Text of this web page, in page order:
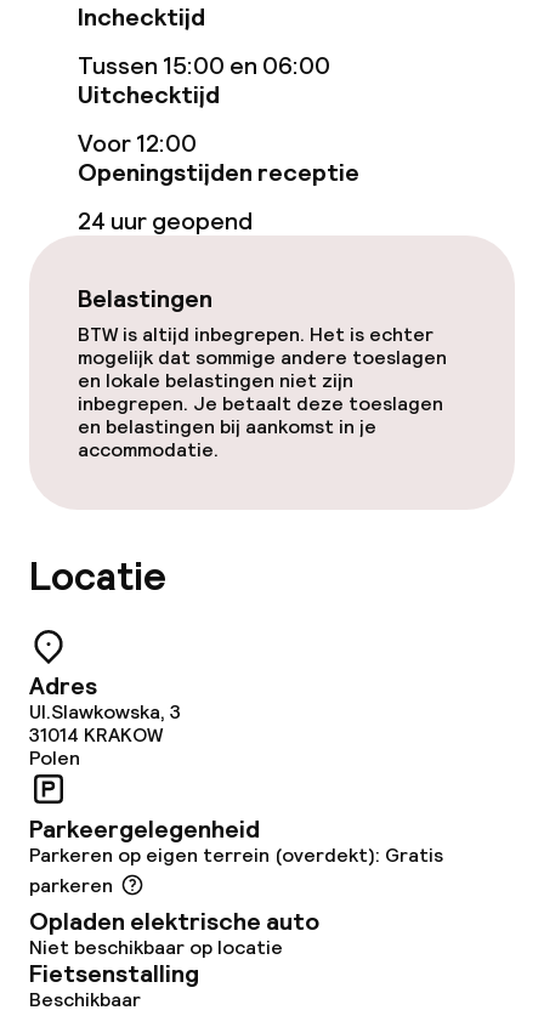
Fitnessruimte / gym
Entertainment
Gratis wifi
Eet- en drinkgelegenheden
Restaurant
Bar
Eet- en drinkdiensten
Ontbijtbuffet
Roomservice
Schoonmaakvoorzieningen
Wasservice
Zakelijke faciliteiten
Conferentieruimte
Beleid
Overal rookvrij
Inchecktijd
Tussen 15:00 en 06:00
Uitchecktijd
Voor 12:00
Openingstijden receptie
24 uur geopend
Belastingen
BTW is altijd inbegrepen. Het is echter
mogelijk dat sommige andere toeslagen
en lokale belastingen niet zijn
inbegrepen. Je betaalt deze toeslagen
en belastingen bij aankomst in je
accommodatie.
Locatie
Adres
Ul.Slawkowska, 3
31014 KRAKOW
Polen
Parkeergelegenheid
Parkeren op eigen terrein (overdekt): Gratis
parkeren
Opladen elektrische auto
Niet beschikbaar op locatie
Fietsenstalling
Beschikbaar